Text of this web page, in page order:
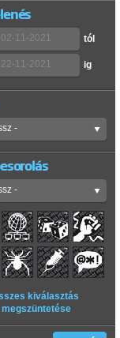
tól
ig
kiválasztás
megszüntetése